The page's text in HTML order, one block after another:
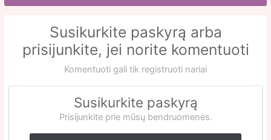
Susikurkite paskyrą arba
prisijunkite, jei norite komentuoti
Komentuoti gali tik registruoti nariai
Susikurkite paskyrą
Prisijunkite prie mūsų bendruomenės.